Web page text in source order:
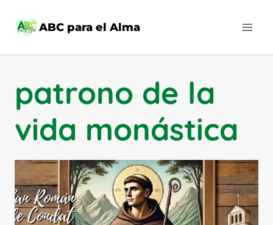
ABC para el Alma
patrono de la
vida monástica